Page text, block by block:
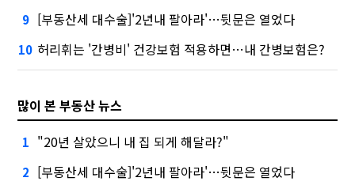
9 [부동산세 대수술]'2년내 팔아라'…뒷문은 열었다
10 허리휘는 '간병비' 건강보험 적용하면…내 간병보험은?
많이 본 부동산 뉴스
1 "20년 살았으니 내 집 되게 해달라?"
2 [부동산세 대수술]'2년내 팔아라'…뒷문은 열었다